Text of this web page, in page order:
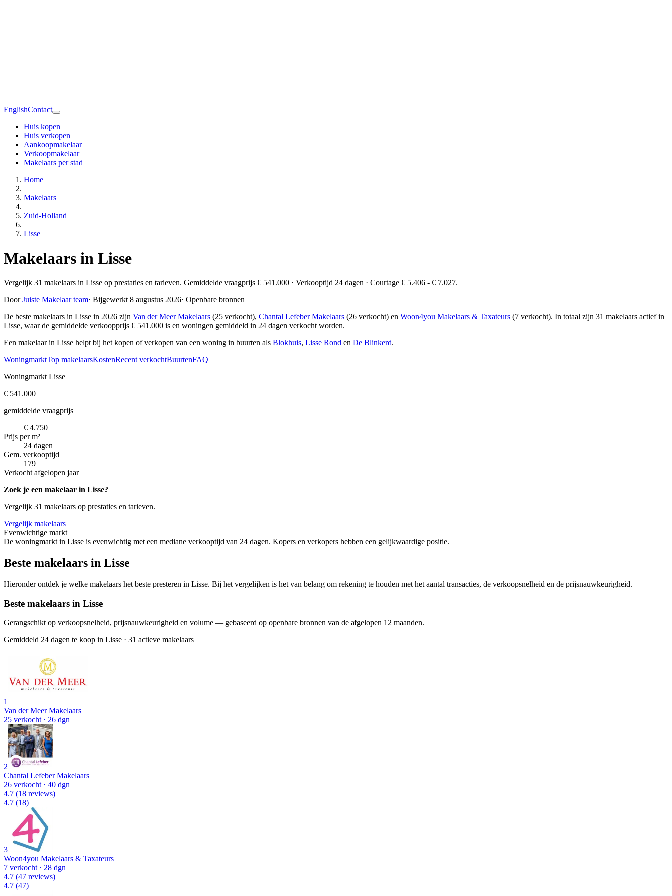
EnglishContact
Huis kopen
Huis verkopen
Aankoopmakelaar
Verkoopmakelaar
Makelaars per stad
Home
Makelaars
Zuid-Holland
Lisse
Makelaars in Lisse
Vergelijk 31 makelaars in Lisse op prestaties en tarieven. Gemiddelde vraagprijs € 541.000 · Verkooptijd 24 dagen · Courtage € 5.406 - € 7.027.
DoorJuiste Makelaar team· Bijgewerkt 8 augustus 2026· Openbare bronnen
De beste makelaars in Lisse in 2026 zijn Van der Meer Makelaars (25 verkocht), Chantal Lefeber Makelaars (26 verkocht) en Woon4you Makelaars & Taxateurs (7 verkocht). In totaal zijn 31 makelaars actief in
Lisse, waar de gemiddelde verkoopprijs € 541.000 is en woningen gemiddeld in 24 dagen verkocht worden.
Een makelaar in Lisse helpt bij het kopen of verkopen van een woning in buurten als Blokhuis, Lisse Rond en De Blinkerd.
WoningmarktTop makelaarsKostenRecent verkochtBuurtenFAQ
Woningmarkt Lisse
€ 541.000
gemiddelde vraagprijs
€ 4.750
Prijs per m²
24 dagen
Gem. verkooptijd
179
Verkocht afgelopen jaar
Zoek je een makelaar in Lisse?
Vergelijk 31 makelaars op prestaties en tarieven.
Vergelijk makelaars
Evenwichtige markt
De woningmarkt in Lisse is evenwichtig met een mediane verkooptijd van 24 dagen. Kopers en verkopers hebben een gelijkwaardige positie.
Beste makelaars in Lisse
Hieronder ontdek je welke makelaars het beste presteren in Lisse. Bij het vergelijken is het van belang om rekening te houden met het aantal transacties, de verkoopsnelheid en de prijsnauwkeurigheid.
Beste makelaars in Lisse
Gerangschikt op verkoopsnelheid, prijsnauwkeurigheid en volume — gebaseerd op openbare bronnen van de afgelopen 12 maanden.
Gemiddeld 24 dagen te koop in Lisse · 31 actieve makelaars
1
Van der Meer Makelaars
25 verkocht · 26 dgn
2
Chantal Lefeber Makelaars
26 verkocht · 40 dgn
4.7 (18 reviews)
4.7 (18)
3
Woon4you Makelaars & Taxateurs
7 verkocht · 28 dgn
4.7 (47 reviews)
4.7 (47)